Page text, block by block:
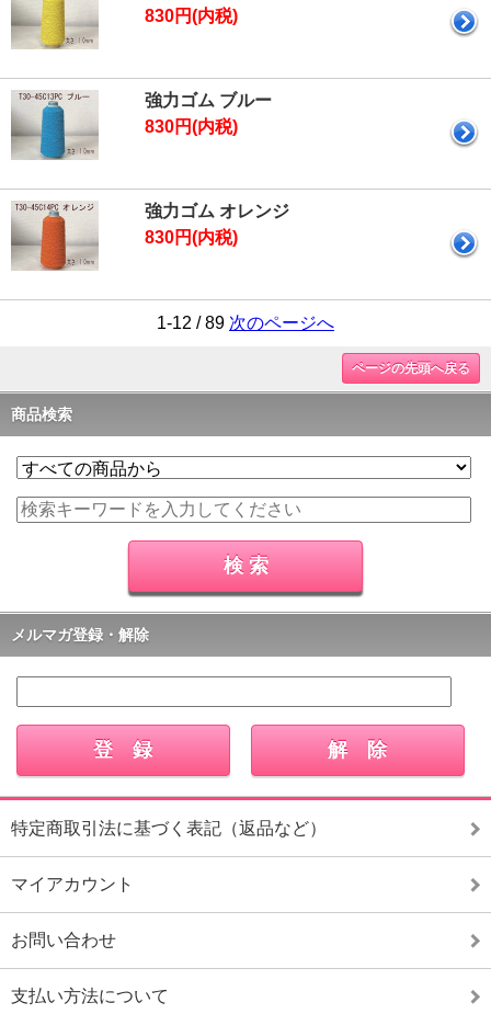
830円(内税)
強力ゴム ブルー
830円(内税)
強力ゴム オレンジ
830円(内税)
1-12 / 89 次のページへ
ページの先頭へ戻る
商品検索
メルマガ登録・解除
特定商取引法に基づく表記（返品など）
マイアカウント
お問い合わせ
支払い方法について